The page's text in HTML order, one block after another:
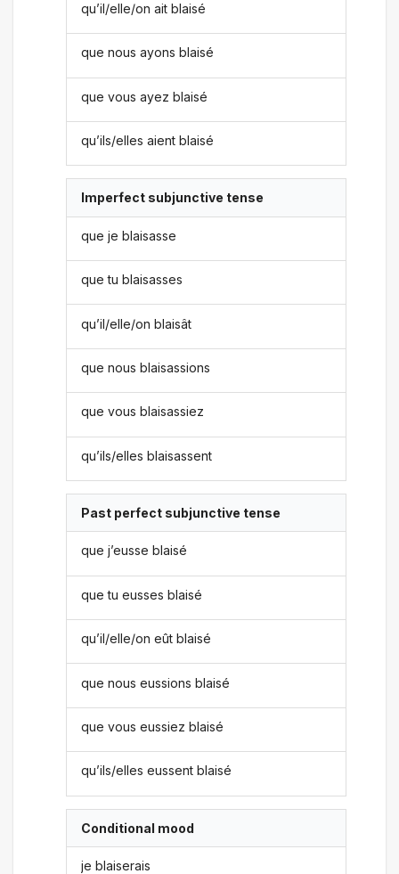
qu’il/elle/on ait blaisé
que nous ayons blaisé
que vous ayez blaisé
qu’ils/elles aient blaisé
Imperfect subjunctive tense
que je blaisasse
que tu blaisasses
qu’il/elle/on blaisât
que nous blaisassions
que vous blaisassiez
qu’ils/elles blaisassent
Past perfect subjunctive tense
que j’eusse blaisé
que tu eusses blaisé
qu’il/elle/on eût blaisé
que nous eussions blaisé
que vous eussiez blaisé
qu’ils/elles eussent blaisé
Conditional mood
je blaiserais